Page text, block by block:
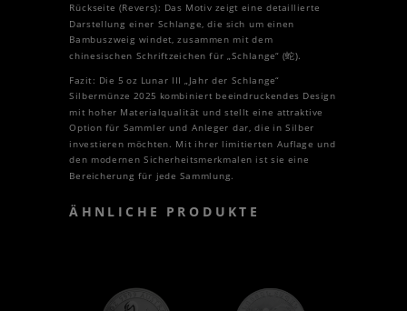
Rückseite (Revers): Das Motiv zeigt eine detaillierte
Darstellung einer Schlange, die sich um einen
Bambuszweig windet, zusammen mit dem
chinesischen Schriftzeichen für „Schlange“ (蛇).
Fazit: Die 5 oz Lunar III „Jahr der Schlange“
Silbermünze 2025 kombiniert beeindruckendes Design
mit hoher Materialqualität und stellt eine attraktive
Option für Sammler und Anleger dar, die in Silber
investieren möchten. Mit ihrer limitierten Auflage und
den modernen Sicherheitsmerkmalen ist sie eine
Bereicherung für jede Sammlung.
ÄHNLICHE PRODUKTE